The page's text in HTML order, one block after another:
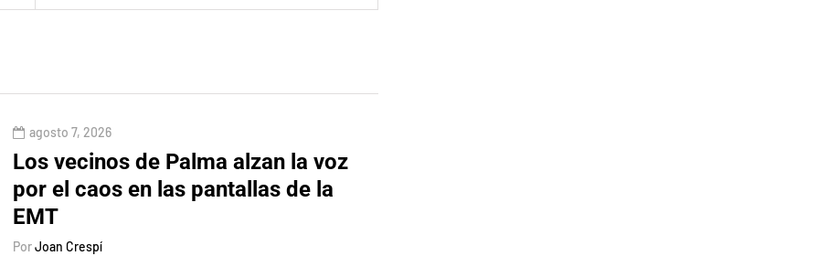
agosto 7, 2026
Los vecinos de Palma alzan la voz
por el caos en las pantallas de la
EMT
PorJoan Crespí